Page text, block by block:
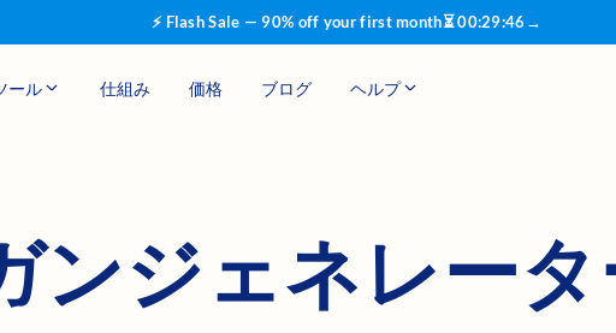
⚡ Flash Sale — 90% off your first month⏳00:29:45 →
ール 仕組み 価格 ブログ ヘルプ
ンジェネレータ